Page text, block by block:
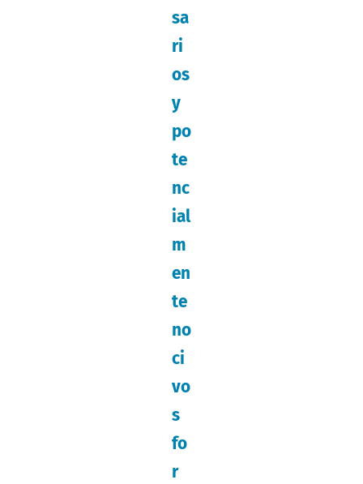
sa
ri
os
y
po
te
nc
ial
m
en
te
no
ci
vo
s
fo
r